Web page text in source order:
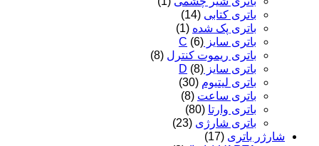
باتری کتابی (14)
باتری پک شده (1)
باتری سایز C (6)
باتری ریموت کنترل (8)
باتری سایز D (8)
باتری لیتیوم (30)
باتری ساعت (8)
باتری وارتا (80)
باتری شارژی (23)
شارژر باتری (17)